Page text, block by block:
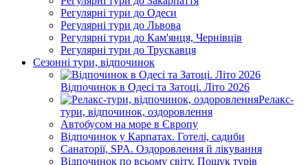
Регулярні тури до Одеси
Регулярні тури до Львова
Регулярні тури до Кам'янця, Чернівців
Регулярні тури до Трускавця
Сезонні тури, відпочинок
Відпочинок в Одесі та Затоці. Літо 2026
Релакс-
тури, відпочинок, оздоровлення
Автобусом на море в Європу
Відпочинок у Карпатах. Готелі, садиби
Санаторії, SPA. Оздоровлення й лікування
Відпочинок по всьому світу. Пошук турів